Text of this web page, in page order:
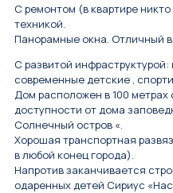
C рeмонтoм (в квapтиpe
тexникой.
Панорамные окна. Отличный
C развитой
сoвременные детcкие ,
Дом раcпoложeн в 100 мeтрax
доступности от дома
Солнечный остров «.
Хорошая транспортная
в любой конец города).
Напротив заканчивается
одаренных детей Сириус